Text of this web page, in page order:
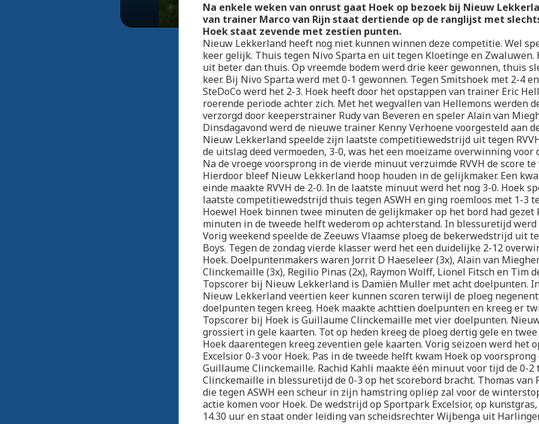
Na enkele weken van onrust gaat Hoek op bezoek bij Nieuw
van trainer Marco van Rijn staat dertiende op de ranglijst met
Hoek staat zevende met zestien punten.
Nieuw Lekkerland heeft nog niet kunnen winnen deze competitie. Wel
keer gelijk. Thuis tegen Nivo Sparta en uit tegen Kloetinge en Zwaluwen.
uit beter dan thuis. Op vreemde bodem werd drie keer gewonnen, thuis
keer. Bij Nivo Sparta werd met 0-1 gewonnen. Tegen Smitshoek met 2-4
SteDoCo werd het 2-3. Hoek heeft door het opstappen van trainer Eric
roerende periode achter zich. Met het wegvallen van Hellemons werden
verzorgd door keeperstrainer Rudy van Beveren en speler Alain van
Dinsdagavond werd de nieuwe trainer Kenny Verhoene voorgesteld aan
Nieuw Lekkerland speelde zijn laatste competitiewedstrijd uit tegen
de uitslag deed vermoeden, 3-0, was het een moeizame overwinning voor
Na de vroege voorsprong in de vierde minuut verzuimde RVVH de score te
Hierdoor bleef Nieuw Lekkerland hoop houden in de gelijkmaker. Een
einde maakte RVVH de 2-0. In de laatste minuut werd het nog 3-0. Hoek
laatste competitiewedstrijd thuis tegen ASWH en ging roemloos met 1-3
Hoewel Hoek binnen twee minuten de gelijkmaker op het bord had gezet
minuten in de tweede helft wederom op achterstand. In blessuretijd werd
Vorig weekend speelde de Zeeuws Vlaamse ploeg de bekerwedstrijd uit
Boys. Tegen de zondag vierde klasser werd het een duidelijke 2-12
Hoek. Doelpuntenmakers waren Jorrit D Haeseleer (3x), Alain van
Clinckemaille (3x), Regilio Pinas (2x), Raymon Wolff, Lionel Fitsch en Tim
Topscorer bij Nieuw Lekkerland is Damiën Muller met acht doelpunten.
Nieuw Lekkerland veertien keer kunnen scoren terwijl de ploeg
doelpunten tegen kreeg. Hoek maakte achttien doelpunten en kreeg er
Topscorer bij Hoek is Guillaume Clinckemaille met vier doelpunten.
grossiert in gele kaarten. Tot op heden kreeg de ploeg dertig gele en
Hoek daarentegen kreeg zeventien gele kaarten. Vorig seizoen werd het
Excelsior 0-3 voor Hoek. Pas in de tweede helft kwam Hoek op voorsprong
Guillaume Clinckemaille. Rachid Kahli maakte één minuut voor tijd de 0-
Clinckemaille in blessuretijd de 0-3 op het scorebord bracht. Thomas van
die tegen ASWH een scheur in zijn hamstring opliep zal voor de
actie komen voor Hoek. De wedstrijd op Sportpark Excelsior, op
14.30 uur en staat onder leiding van scheidsrechter Wijbenga uit